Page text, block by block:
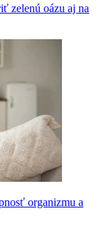
zelenú oázu aj na
organizmu a